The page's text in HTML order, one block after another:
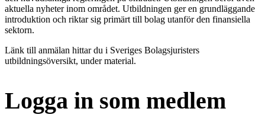
aktuella nyheter inom området. Utbildningen ger en grundläggande
introduktion och riktar sig primärt till bolag utanför den finansiella
sektorn.
Länk till anmälan hittar du i Sveriges Bolagsjuristers
utbildningsöversikt, under material.
Logga in som medlem